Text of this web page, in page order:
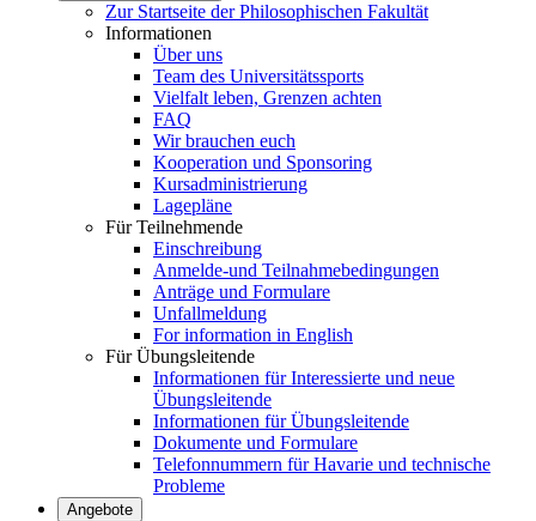
Zur Startseite der Philosophischen Fakultät
Informationen
Über uns
Team des Universitätssports
Vielfalt leben, Grenzen achten
FAQ
Wir brauchen euch
Kooperation und Sponsoring
Kursadministrierung
Lagepläne
Für Teilnehmende
Einschreibung
Anmelde-und Teilnahmebedingungen
Anträge und Formulare
Unfallmeldung
For information in English
Für Übungsleitende
Informationen für Interessierte und neue
Übungsleitende
Informationen für Übungsleitende
Dokumente und Formulare
Telefonnummern für Havarie und technische
Probleme
Angebote